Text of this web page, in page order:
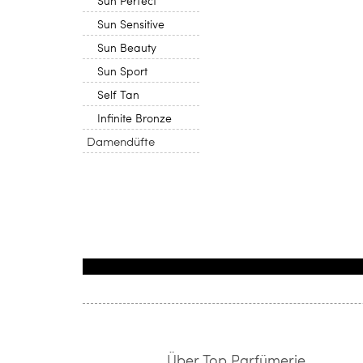
Sun Sensitive
Sun Beauty
Sun Sport
Self Tan
Infinite Bronze
Damendüfte